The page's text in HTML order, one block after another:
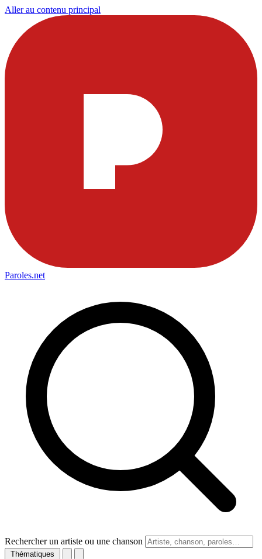
Aller au contenu principal
Paroles.net
Rechercher un artiste ou une chanson
Thématiques